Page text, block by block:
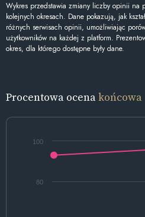
Wykres przedstawia zmiany liczby opinii na
kolejnych okresach. Dane pokazują, jak
różnych serwisach opinii, umożliwiając
użytkowników na każdej z platform.
okres, dla którego dostępne były dane.
Procentowa ocenakońcowa
80
100